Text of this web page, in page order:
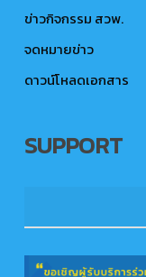
ข่าวกิจกรรม สวพ.
จดหมายข่าว
ดาวน์โหลดเอกสาร
SUPPORT